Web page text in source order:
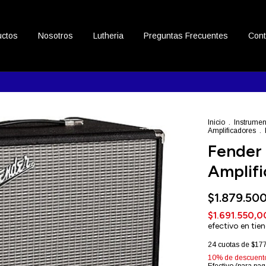
Nosotros Lutheria Preguntas Frecuentes
Inicio .
Amplificadores .
efectivo en
24 cuotas de
10% de